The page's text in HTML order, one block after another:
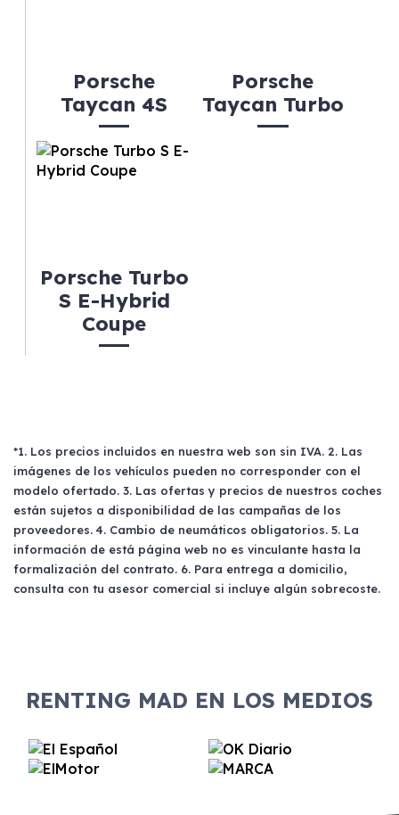
Porsche
Taycan 4S
Porsche
Taycan Turbo
Porsche Turbo
S E-Hybrid
Coupe
*1. Los precios incluidos en nuestra web son sin IVA. 2. Las
imágenes de los vehículos pueden no corresponder con el
modelo ofertado. 3. Las ofertas y precios de nuestros coches
están sujetos a disponibilidad de las campañas de los
proveedores. 4. Cambio de neumáticos obligatorios. 5. La
información de está página web no es vinculante hasta la
formalización del contrato. 6. Para entrega a domicilio,
consulta con tu asesor comercial si incluye algún sobrecoste.
RENTING MAD EN LOS MEDIOS